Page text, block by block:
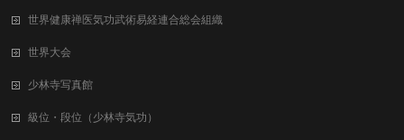
世界健康禅医気功武術易経連合総会組織
世界大会
少林寺写真館
級位・段位（少林寺気功）